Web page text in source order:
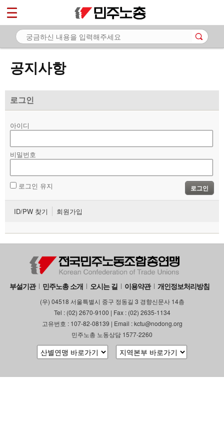
공지사항
로그인
아이디
비밀번호
로그인 유지 로그인
ID/PW 찾기 회원가입
부설기관 민주노총 소개 오시는 길 이용약관 개인정보처리방침
(우) 04518 서울특별시 중구 정동길 3 경향신문사 14층
Tel : (02) 2670-9100 | Fax : (02) 2635-1134
고유번호 : 107-82-08139 | Email : kctu@nodong.org
민주노총 노동상담 1577-2260
마이페이지
소개
- 공지사항
- 성명·보도
자료
부설기관
업무